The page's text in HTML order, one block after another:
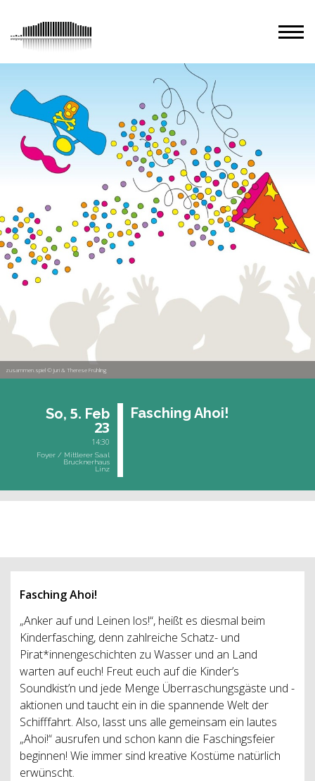
zusammen.spiel © Juri & Therese Frühling
So, 5. Feb
23
14:30
Foyer / Mittlerer Saal
Brucknerhaus
Linz
Fa­sching Ahoi!
Fasching Ahoi!
„Anker auf und Leinen los!“, heißt es diesmal beim
Kinderfasching, denn zahlreiche Schatz- und
Pirat*innengeschichten zu Wasser und an Land
warten auf euch! Freut euch auf die Kinder’s
Soundkist’n und jede Menge Überraschungsgäste und -
aktionen und taucht ein in die spannende Welt der
Schifffahrt. Also, lasst uns alle gemeinsam ein lautes
„Ahoi!“ ausrufen und schon kann die Faschingsfeier
beginnen! Wie immer sind kreative Kostüme natürlich
erwünscht.